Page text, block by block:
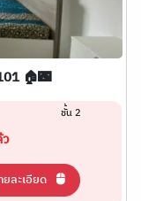
🏠🌃
ชั้น 2
ยละเอียด